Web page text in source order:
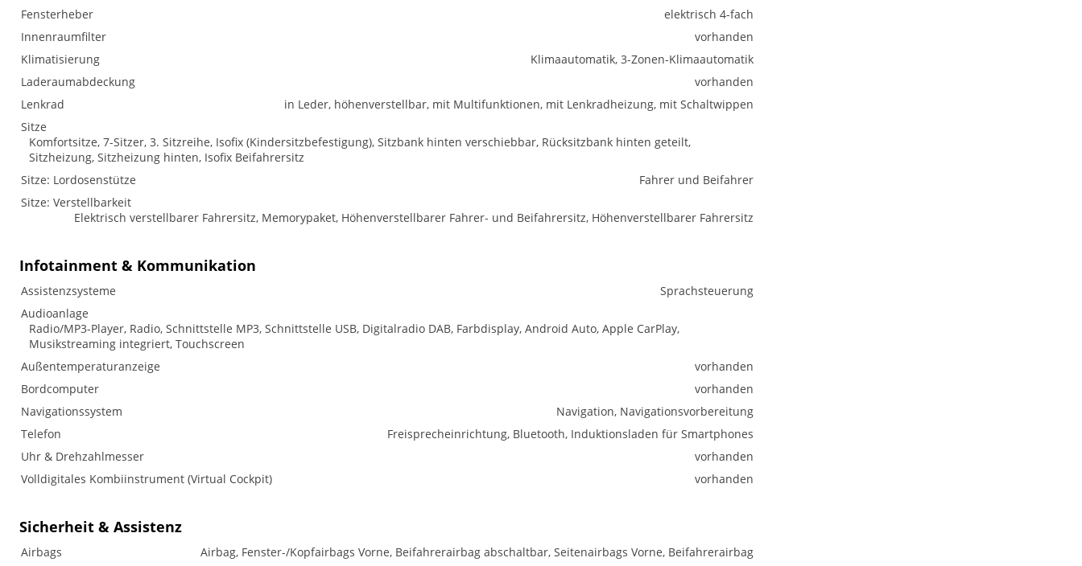
Fensterheber
elektrisch 4-fach
Innenraumfilter
vorhanden
Klimatisierung
Klimaautomatik, 3-Zonen-Klimaautomatik
Laderaumabdeckung
vorhanden
Lenkrad
in Leder, höhenverstellbar, mit Multifunktionen, mit Lenkradheizung, mit Schaltwippen
Sitze
Komfortsitze, 7-Sitzer, 3. Sitzreihe, Isofix (Kindersitzbefestigung), Sitzbank hinten verschiebbar, Rücksitzbank hinten geteilt,
Sitzheizung, Sitzheizung hinten, Isofix Beifahrersitz
Sitze: Lordosenstütze
Fahrer und Beifahrer
Sitze: Verstellbarkeit
Elektrisch verstellbarer Fahrersitz, Memorypaket, Höhenverstellbarer Fahrer- und Beifahrersitz, Höhenverstellbarer Fahrersitz
Infotainment & Kommunikation
Assistenzsysteme
Sprachsteuerung
Audioanlage
Radio/MP3-Player, Radio, Schnittstelle MP3, Schnittstelle USB, Digitalradio DAB, Farbdisplay, Android Auto, Apple CarPlay,
Musikstreaming integriert, Touchscreen
Außentemperaturanzeige
vorhanden
Bordcomputer
vorhanden
Navigationssystem
Navigation, Navigationsvorbereitung
Telefon
Freisprecheinrichtung, Bluetooth, Induktionsladen für Smartphones
Uhr & Drehzahlmesser
vorhanden
Volldigitales Kombiinstrument (Virtual Cockpit)
vorhanden
Sicherheit & Assistenz
Airbags
Airbag, Fenster-/Kopfairbags Vorne, Beifahrerairbag abschaltbar, Seitenairbags Vorne, Beifahrerairbag